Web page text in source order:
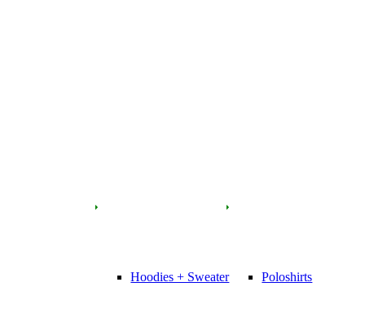
Hoodies + Sweater Poloshirts